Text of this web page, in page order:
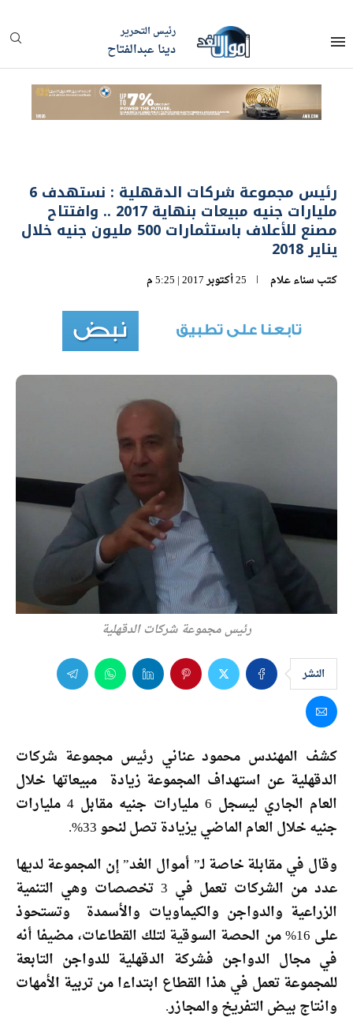
رئيس التحرير
دينا عبدالفتاح
رئيس مجموعة شركات الدقهلية : نستهدف 6
مليارات جنيه مبيعات بنهاية 2017 .. وافتتاح
مصنع للأعلاف باستثمارات 500 مليون جنيه خلال
يناير 2018
كتب سناء علام 25 أكتوبر 2017 | 5:25 م
رئيس مجموعة شركات الدقهلية
النشر
كشف المهندس محمود عناني رئيس مجموعة شركات
الدقهلية عن استهداف المجموعة زيادة مبيعاتها خلال
العام الجاري ليسجل 6 مليارات جنيه مقابل 4 مليارات
جنيه خلال العام الماضي يزيادة تصل لنحو 33%.
وقال في مقابلة خاصة لـ” أموال الغد” إن المجموعة لديها
عدد من الشركات تعمل في 3 تخصصات وهي التنمية
الزراعية والدواجن والكيماويات والأسمدة وتستحوذ
على 16% من الحصة السوقية لتلك القطاعات، مضيفا أنه
في مجال الدواجن فشركة الدقهلية للدواجن التابعة
للمجموعة تعمل في هذا القطاع ابتداءا من تربية الأمهات
وانتاج بيض التفريخ والمجازر.